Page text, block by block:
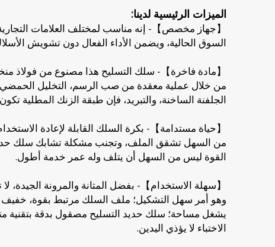
الميزات الرئيسية لدينا:
【جهاز مخصص】- إنه مناسب لمختلف العلامات
السوق الحالية، ويضمن الأداء الفعال دون تشويش
【مادة فاخرة】- سلك التسليح هذا مصنوع من فولاذ
من خلال عملية معقدة من صب الرسم، التخليل الحمضي،
الجلفنة الساخنة، والتبريد، فإن طبقة الزنك المطلية
【حياة مستدامة】- بكرة السلك القابلة لإعادة
من السهل تشقق الملف، وتجنب مشكلة تشابك سلك
القوة ليس من السهل أن يتلف وله عمر خدمة أطول.
【سهلة الاستخدام】- بفضل المتانة والمرونة الجيدة، لا
وهو أمر سهل التشكيل؛ ملف السلك مرتبط بقوة، خفيف
يشغل مساحة؛ سلك حديد التسليح مصقول بدقة بتقنية
الاختباء لا يؤذي اليدين.